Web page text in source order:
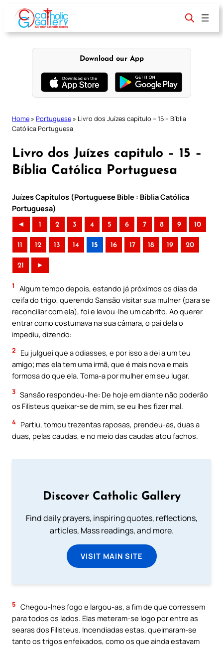
content
Download our App
Home » Portuguese » Livro dos Juízes capitulo – 15 – Bíblia
Católica Portuguesa
Livro dos Juízes capitulo – 15 –
Bíblia Católica Portuguesa
Juízes Capítulos (Portuguese Bible : Bíblia Católica
Portuguesa)
◄ 1 2 3 4 5 6 7 8 9 10
11 12 13 14 15 16 17 18 19 20
21 ►
1
Algum tempo depois, estando já próximos os dias da
ceifa do trigo, querendo Sansão visitar sua mulher (para se
reconciliar com ela), foi e levou-lhe um cabrito. Ao querer
entrar como costumava na sua câmara, o pai dela o
impediu, dizendo:
2
Eu julguei que a odiasses, e por isso a dei a um teu
amigo; mas ela tem uma irmã, que é mais nova e mais
formosa do que ela. Toma-a por mulher em seu lugar.
3 Sansão respondeu-lhe: De hoje em diante não poderão
os Filisteus queixar-se de mim, se eu lhes fizer mal.
4 Partiu, tomou trezentas raposas, prendeu-as, duas a
duas, pelas caudas, e no meio das caudas atou fachos.
Discover Catholic Gallery
Find daily prayers, inspiring quotes, reflections,
articles, Mass readings, and more.
VISIT MAIN SITE
5 Chegou-lhes fogo e largou-as, a fim de que corressem
para todos os lados. Elas meteram-se logo por entre as
searas dos Filisteus. Incendiadas estas, queimaram-se
tanto os trigos enfeixados, como os que ainda estavam